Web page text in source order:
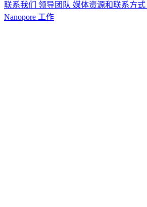
联系我们 领导团队 媒体资源和联系方式
Nanopore 工作